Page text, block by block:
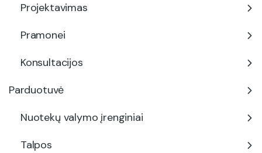
Projektavimas
Pramonei
Konsultacijos
Parduotuvė
Nuotekų valymo įrenginiai
Talpos